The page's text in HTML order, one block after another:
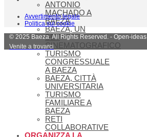
ANTONIO
MACHADO A
BAEZA
BAEZA, UN
SET
CINEMATOGRAFICO
TURISMO
CONGRESSUALE
A BAEZA
BAEZA, CITTÀ
UNIVERSITARIA
TURISMO
FAMILIARE A
BAEZA
RETI
COLLABORATIVE
Avvertimento legale
Politica sui cookie
© 2025 Baeza. All Rights Reserved. - Open-ideas
Venite a trovarci